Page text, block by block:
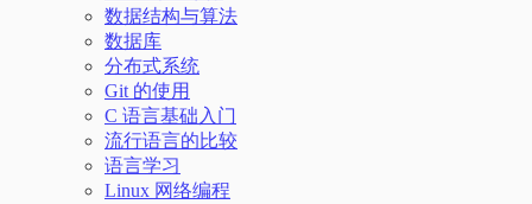
数据结构与算法
数据库
分布式系统
Git 的使用
C 语言基础入门
流行语言的比较
语言学习
Linux 网络编程